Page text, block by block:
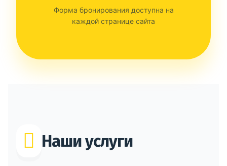
Форма бронирования доступна на
каждой странице сайта
Наши услуги